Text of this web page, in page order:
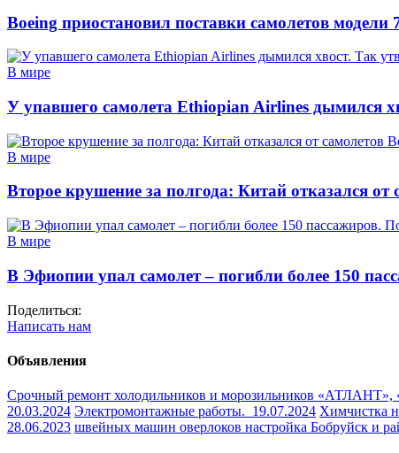
Boeing приостановил поставки самолетов модели
В мире
У упавшего самолета Ethiopian Airlines дымился
В мире
Второе крушение за полгода: Китай отказался от
В мире
В Эфиопии упал самолет – погибли более 150
Поделиться:
Написать нам
Объявления
Срочный ремонт холодильников и морозильников
20.03.2024 Электромонтажные работы. 19.07.2024 Химчистка
28.06.2023 швейных машин оверлоков настройка Бобруйск и